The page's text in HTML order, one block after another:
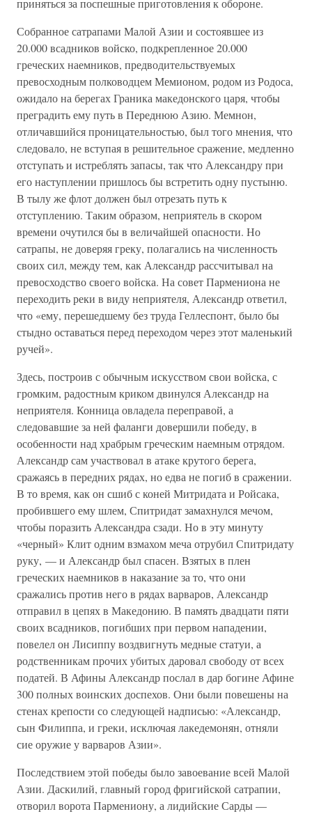
приняться за поспешные приготовления к обороне.
Собранное сатрапами Малой Азии и состоявшее из
20.000 всадников войско, подкрепленное 20.000
греческих наемников, предводительствуемых
превосходным полководцем Мемионом, родом из Родоса,
ожидало на берегах Граника македонского царя, чтобы
преградить ему путь в Переднюю Азию. Мемнон,
отличавшийся проницательностью, был того мнения, что
следовало, не вступая в решительное сражение, медленно
отступать и истреблять запасы, так что Александру при
его наступлении пришлось бы встретить одну пустыню.
В тылу же флот должен был отрезать путь к
отступлению. Таким образом, неприятель в скором
времени очутился бы в величайшей опасности. Но
сатрапы, не доверяя греку, полагались на численность
своих сил, между тем, как Александр рассчитывал на
превосходство своего войска. На совет Пармениона не
переходить реки в виду неприятеля, Александр ответил,
что «ему, перешедшему без труда Геллеспонт, было бы
стыдно оставаться перед переходом через этот маленький
ручей».
Здесь, построив с обычным искусством свои войска, с
громким, радостным криком двинулся Александр на
неприятеля. Конница овладела переправой, а
следовавшие за ней фаланги довершили победу, в
особенности над храбрым греческим наемным отрядом.
Александр сам участвовал в атаке крутого берега,
сражаясь в передних рядах, но едва не погиб в сражении.
В то время, как он сшиб с коней Митридата и Ройсака,
пробившего ему шлем, Спитридат замахнулся мечом,
чтобы поразить Александра сзади. Но в эту минуту
«черный» Клит одним взмахом меча отрубил Спитридату
руку, — и Александр был спасен. Взятых в плен
греческих наемников в наказание за то, что они
сражались против него в рядах варваров, Александр
отправил в цепях в Македонию. В память двадцати пяти
своих всадников, погибших при первом нападении,
повелел он Лисиппу воздвигнуть медные статуи, а
родственникам прочих убитых даровал свободу от всех
податей. В Афины Александр послал в дар богине Афине
300 полных воинских доспехов. Они были повешены на
стенах крепости со следующей надписью: «Александр,
сын Филиппа, и греки, исключая лакедемонян, отняли
сие оружие у варваров Азии».
Последствием этой победы было завоевание всей Малой
Азии. Даскилий, главный город фригийской сатрапии,
отворил ворота Пармениону, а лидийские Сарды —